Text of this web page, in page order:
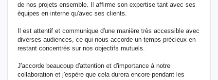
de nos projets ensemble. Il affirme son expertise tant avec ses
équipes en interne qu'avec ses clients.
Il est attentif et communique d'une manière très accessible avec
diverses audiences, ce qui nous accorde un temps précieux en
restant concentrés sur nos objectifs mutuels.
J'accorde beaucoup d'attention et d'importance à notre
collaboration et j'espère que cela durera encore pendant les